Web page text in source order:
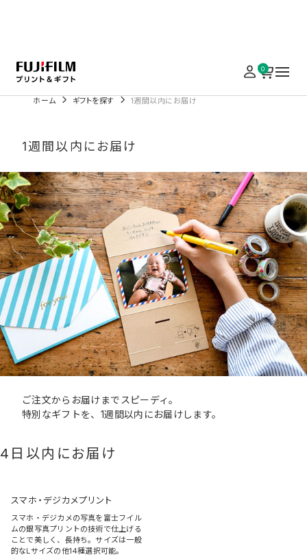
0
ホーム ギフトを探す 1週間以内にお届け
1週間以内にお届け
ご注文からお届けまでスピーディ。
特別なギフトを、1週間以内にお届けします。
4日以内にお届け
スマホ・デジカメプリント
スマホ・デジカメの写真を富士フイル
ムの銀写真プリントの技術で仕上げる
ことで美しく、長持ち。サイズは一般
的なLサイズの他14種選択可能。